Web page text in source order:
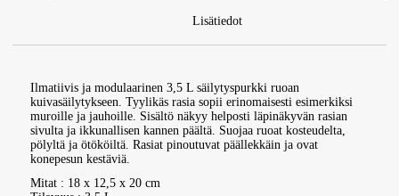
Lisätiedot
Ilmatiivis ja modulaarinen 3,5 L säilytyspurkki ruoan
kuivasäilytykseen. Tyylikäs rasia sopii erinomaisesti esimerkiksi
muroille ja jauhoille. Sisältö näkyy helposti läpinäkyvän rasian
sivulta ja ikkunallisen kannen päältä. Suojaa ruoat kosteudelta,
pölyltä ja ötököiltä. Rasiat pinoutuvat päällekkäin ja ovat
konepesun kestäviä.
Mitat : 18 x 12,5 x 20 cm